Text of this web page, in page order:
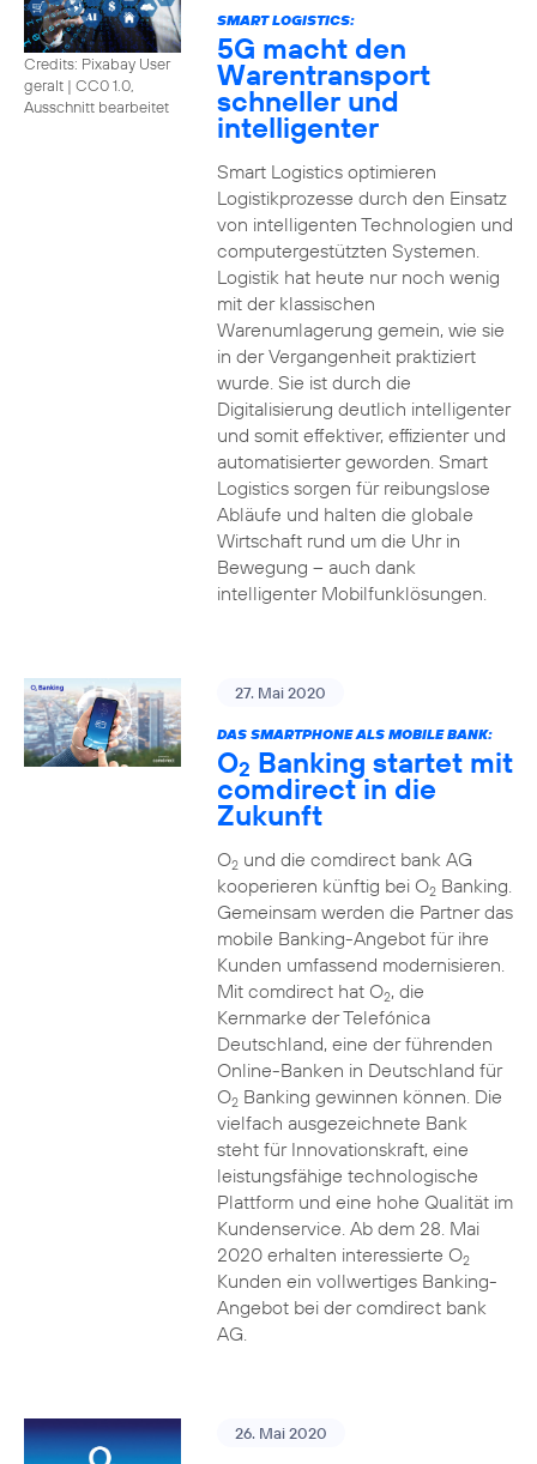
Credits: Pixabay User
geralt | CC0 1.0,
Ausschnitt bearbeitet
SMART LOGISTICS:
5G macht den
Warentransport
schneller und
intelligenter
Smart Logistics optimieren
Logistikprozesse durch den Einsatz
von intelligenten Technologien und
computergestützten Systemen.
Logistik hat heute nur noch wenig
mit der klassischen
Warenumlagerung gemein, wie sie
in der Vergangenheit praktiziert
wurde. Sie ist durch die
Digitalisierung deutlich intelligenter
und somit effektiver, effizienter und
automatisierter geworden. Smart
Logistics sorgen für reibungslose
Abläufe und halten die globale
Wirtschaft rund um die Uhr in
Bewegung – auch dank
intelligenter Mobilfunklösungen.
27. Mai 2020
DAS SMARTPHONE ALS MOBILE BANK:
O2 Banking startet mit
comdirect in die
Zukunft
O2und die comdirect bank AG
kooperieren künftig bei O2Banking.
Gemeinsam werden die Partner das
mobile Banking-Angebot für ihre
Kunden umfassend modernisieren.
Mit comdirect hat O2, die
Kernmarke der Telefónica
Deutschland, eine der führenden
Online-Banken in Deutschland für
O2Banking gewinnen können. Die
vielfach ausgezeichnete Bank
steht für Innovationskraft, eine
leistungsfähige technologische
Plattform und eine hohe Qualität im
Kundenservice. Ab dem 28. Mai
2020 erhalten interessierte O2
Kunden ein vollwertiges Banking-
Angebot bei der comdirect bank
AG.
26. Mai 2020